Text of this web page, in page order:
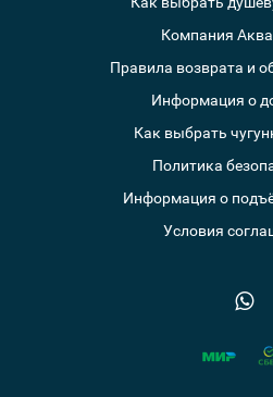
Компания
Правила возврата и
Информация о
Как выбрать
Политика
Информация о
Условия